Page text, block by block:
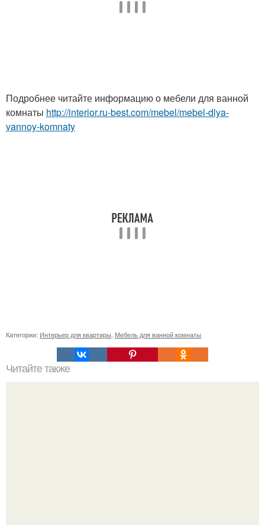
Подробнее читайте информацию о мебели для ванной
комнаты http://interior.ru-best.com/mebel/mebel-dlya-
vannoy-komnaty
Категории: Интерьер для квартиры Мебель для ванной комнаты
Читайте также